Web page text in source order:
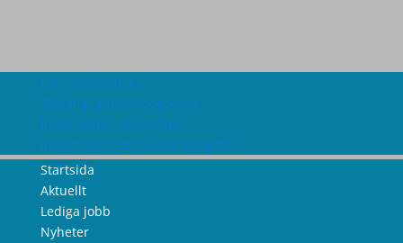
Om webbplatsen
Tillgänglighetsredogörelse
Information om cookies
Information om personuppgifter
Startsida
Aktuellt
Lediga jobb
Nyheter